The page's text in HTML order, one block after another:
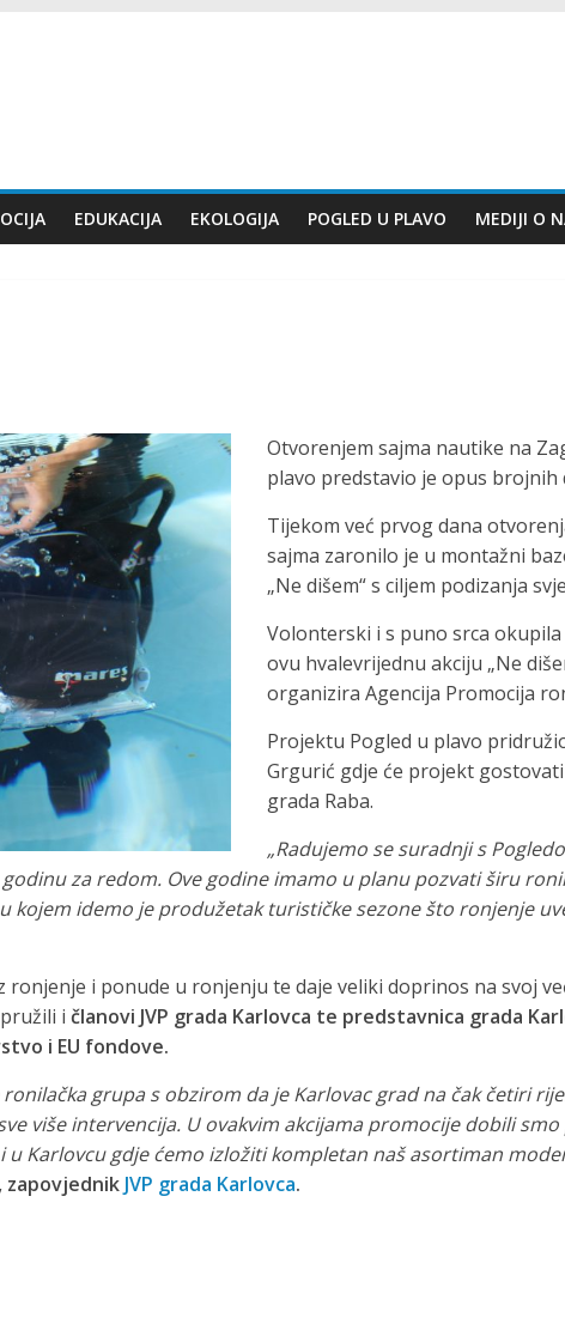
EDUKACIJA EKOLOGIJA POGLED U PLAVO MEDIJI O
Otvorenjem sajma nautike na
plavo predstavio je opus brojnih
Tijekom već prvog dana
sajma zaronilo je u montažni
„Ne dišem“ s ciljem podizanja
Volonterski i s puno srca
ovu hvalevrijednu akciju „Ne
organizira Agencija Promocija
Projektu Pogled u plavo
Grgurić gdje će projekt
grada Raba.
„Radujemo se suradnji s
za redom. Ove godine imamo u planu pozvati širu
kojem idemo je produžetak turističke sezone što ronjenje
i ponude u ronjenju te daje veliki doprinos na svoj
i članovi JVP grada Karlovca te predstavnica grada
i EU fondove.
grupa s obzirom da je Karlovac grad na čak četiri
više intervencija. U ovakvim akcijama promocije dobili
u Karlovcu gdje ćemo izložiti kompletan naš asortiman
zapovjednik JVP grada Karlovca.